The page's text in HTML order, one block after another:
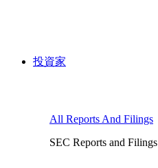
投資家
All Reports And Filings
SEC Reports and Filings